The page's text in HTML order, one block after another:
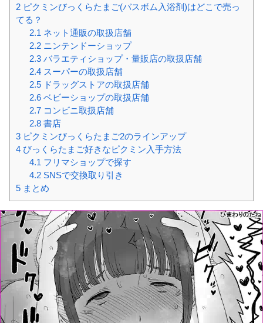
2 ピクミンびっくらたまご(バスボム入浴剤)はどこで売っ
てる？
2.1 ネット通販の取扱店舗
2.2ニンテンドーショップ
2.3バラエティショップ・量販店の取扱店舗
2.4スーパーの取扱店舗
2.5ドラッグストアの取扱店舗
2.6ベビーショップの取扱店舗
2.7コンビニ取扱店舗
2.8書店
3 ピクミンびっくらたまご2のラインアップ
4 びっくらたまご好きなピクミン入手方法
4.1 フリマショップで探す
4.2SNSで交換取り引き
5 まとめ